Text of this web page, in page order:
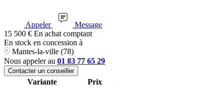
Appeler
Message
15 500 € En achat comptant
En stock en concession à
Mantes-la-ville (78)
Nous appeler au 01 83 77 65 29
Contacter un conseiller
Variante
Prix